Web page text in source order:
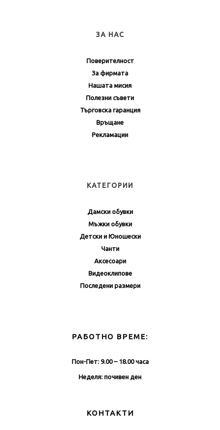
ЗА НАС
Поверителност
За фирмата
Нашата мисия
Полезни съвети
Търговска гаранция
Връщане
Рекламации
КАТЕГОРИИ
Дамски обувки
Мъжки обувки
Детски и Юношески
Чанти
Аксесоари
Видеоклипове
Последени размери
РАБОТНО ВРЕМЕ:
Пон-Пет: 9.00 – 18.00 часа
Неделя: почивен ден
КОНТАКТИ